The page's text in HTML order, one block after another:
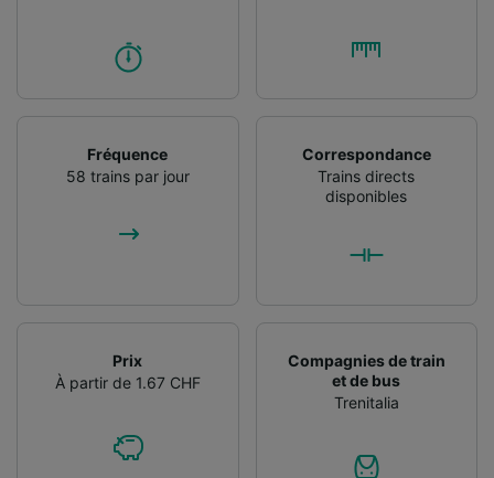
Fréquence
58 trains par jour
Correspondance
Trains directs
disponibles
Prix
À partir de 1.67 CHF
Compagnies de train
et de bus
Trenitalia